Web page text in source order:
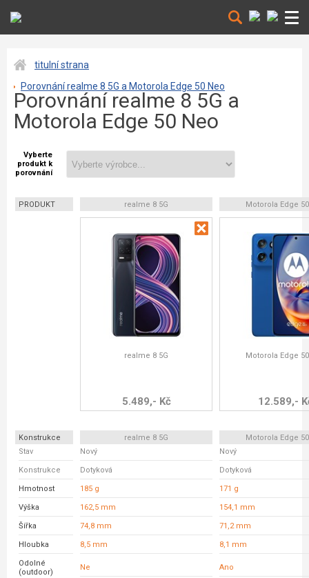
titulní strana
Porovnání realme 8 5G a Motorola Edge 50 Neo
Porovnání realme 8 5G a
Motorola Edge 50 Neo
Vyberte
produkt k
porovnání
PRODUKT realme 8 5G Motorola Edge
realme 8 5G
5.489,- Kč
Motorola Edge
12.589,-
Konstrukce realme 8 5G
Motorola Edge
Stav
Nový Nový
Konstrukce Dotyková Dotyková
Hmotnost 185 g 171 g
Výška 162,5 mm 154,1 mm
Šířka 74,8 mm 71,2 mm
Hloubka 8,5 mm 8,1 mm
Odolné
(outdoor)
Ne Ano